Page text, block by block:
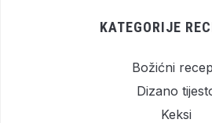
KATEGORIJE
Božićni
Dizano
Keksi